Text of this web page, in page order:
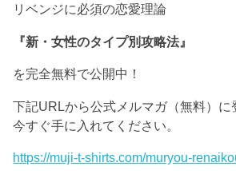
リベンジに必須の恋愛理論
『新・女性のタイプ別攻略法』
を完全無料で公開中！
下記URLから公式メルマガ（無料）に
今すぐ手に入れてください。
https://muji-t-shirts.com/muryou-